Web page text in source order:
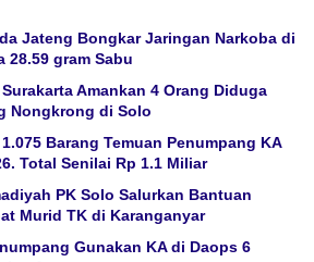
Jateng Bongkar Jaringan Narkoba di
28.59 gram Sabu
Surakarta Amankan 4 Orang Diduga
Nongkrong di Solo
Barang Temuan Penumpang KA
Total Senilai Rp 1.1 Miliar
PK Solo Salurkan Bantuan
Murid TK di Karanganyar
Gunakan KA di Daops 6